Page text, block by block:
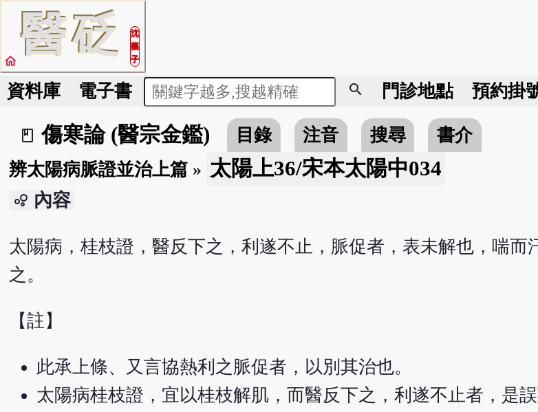
醫砭
沈
藥
子
home
資料庫 電子書 search 門診地點 預約掛
book_2
傷寒論 (醫宗金鑑) 目錄 注音 搜尋
書介
辨太陽病脈證並治上篇» 太陽上36/宋本太陽中034
bubble_chart 內容
太陽病，桂枝證，醫反下之，利遂不止，脈促者，表未解也，喘而
之。
【註】
此承上條、又言協熱利之脈促者，以別其治也。
太陽病桂枝證，宜以桂枝解肌，而醫反下之，利遂不止者，是